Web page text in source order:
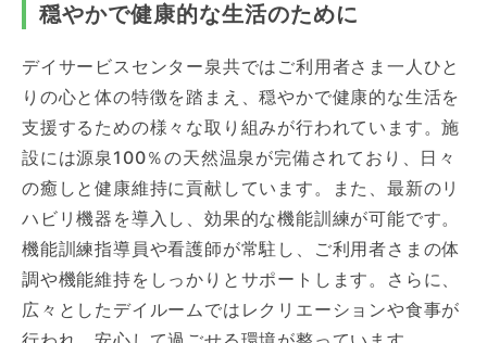
穏やかで健康的な生活のために
デイサービスセンター泉共ではご利用者さま一人ひと
りの心と体の特徴を踏まえ、穏やかで健康的な生活を
支援するための様々な取り組みが行われています。施
設には源泉100％の天然温泉が完備されており、日々
の癒しと健康維持に貢献しています。また、最新のリ
ハビリ機器を導入し、効果的な機能訓練が可能です。
機能訓練指導員や看護師が常駐し、ご利用者さまの体
調や機能維持をしっかりとサポートします。さらに、
広々としたデイルームではレクリエーションや食事が